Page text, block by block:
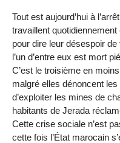
Tout est aujourd’hui à
travaillent
pour dire leur désespoir
l’un d’entre eux est mort
C’est le troisième en
malgré elles dénoncent
d’exploiter les mines de
habitants de Jerada
Cette crise sociale n’est
cette fois l’État marocain